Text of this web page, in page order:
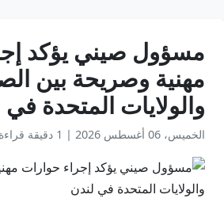
مسؤول صيني يؤكد
مهنية وصريحة بين
والولايات المتحدة
الخميس، 06 أغسطس 2026 | 1 دقيقة قراءة